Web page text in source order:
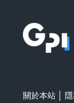
關於本站